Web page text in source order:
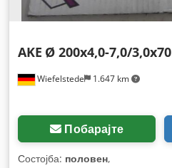
Wiefelstede 1.647 km
AKE Ø 200x4,0-7,0/3,0x70
Побарајте
Состојба: половен,